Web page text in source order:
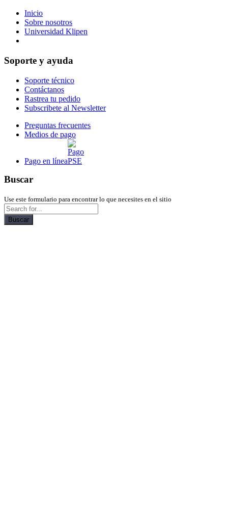
Inicio
Sobre nosotros
Universidad Klipen
Soporte y ayuda
Soporte técnico
Contáctanos
Rastrea tu pedido
Subscribete al Newsletter
Preguntas frecuentes
Medios de pago
Pago en línea
Buscar
Use este formulario para encontrar lo que necesites en el sitio
Buscar